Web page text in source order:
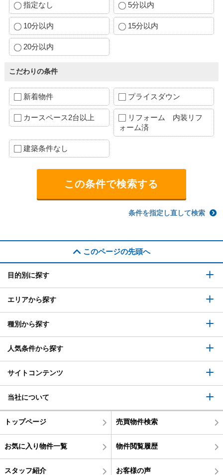
指定なし 5分以内
10分以内 15分以内
20分以内
こだわりの条件
新着物件 プライスダウン
カースペース2台以上
リフォーム 内装リフ
ォーム済
建築条件なし
条件を指定し直して検索
このページの先頭へ
目的別に探す
エリアから探す
種別から探す
人気条件から探す
サイトコンテンツ
当社について
トップページ 売買物件検索
お気に入り物件一覧 物件閲覧履歴
スタッフ紹介 お客様の声